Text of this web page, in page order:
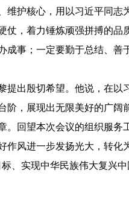
维护核心，用以习近平同志
仗，着力锤炼顽强拼搏的品
成事；一定要勤于总结、善
提出殷切希望。他说，在以
阶，展现出无限美好的广
。回望本次会议的组织服务
作风进一步发扬光大，转化
标、实现中华民族伟大复兴